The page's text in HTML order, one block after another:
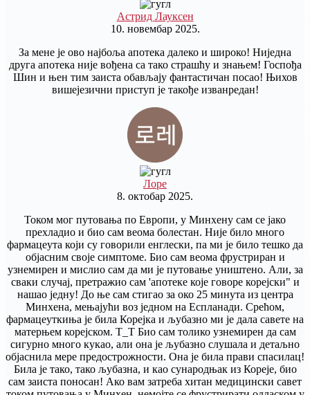
Астрид Лауксен
10. новембар 2025.
За мене је ово најбоља апотека далеко и широко! Ниједна
друга апотека није вођена са тако страшћу и знањем! Госпођа
Шин и њен тим заиста обављају фантастичан посао! Њихов
вишејезични приступ је такође изванредан!
Лоре
8. октобар 2025.
Током мог путовања по Европи, у Минхену сам се јако
прехладио и био сам веома болестан. Није било много
фармацеута који су говорили енглески, па ми је било тешко да
објасним своје симптоме. Био сам веома фрустриран и
узнемирен и мислио сам да ми је путовање уништено. Али, за
сваки случај, претражио сам 'апотеке које говоре корејски" и
нашао једну! До ње сам стигао за око 25 минута из центра
Минхена, мењајући воз једном на Еспланади. Срећом,
фармацеуткиња је била Корејка и љубазно ми је дала савете на
матерњем корејском. T_T Био сам толико узнемирен да сам
сигурно много кукао, али она је љубазно слушала и детаљно
објаснила мере предострожности. Она је била прави спасилац!
Била је тако, тако љубазна, и као сународњак из Кореје, био
сам заиста поносан! Ако вам затреба хитан медицински савет